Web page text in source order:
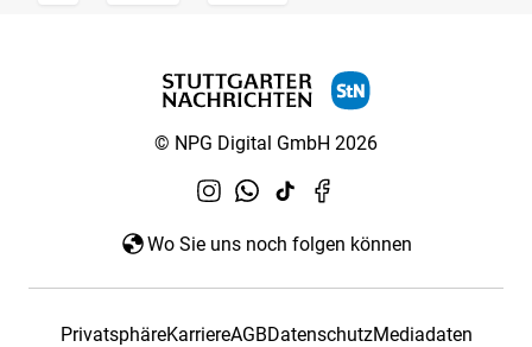
© NPG Digital GmbH 2026
Wo Sie uns noch folgen können
PrivatsphäreKarriereAGBDatenschutzMediadaten